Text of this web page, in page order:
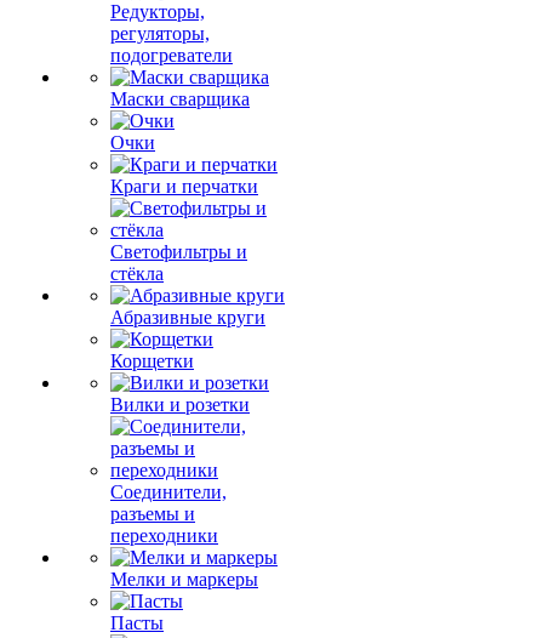
Редукторы,
регуляторы,
подогреватели
Маски сварщика
Очки
Краги и перчатки
Светофильтры и
стёкла
Абразивные круги
Корщетки
Вилки и розетки
Соединители,
разъемы и
переходники
Мелки и маркеры
Пасты